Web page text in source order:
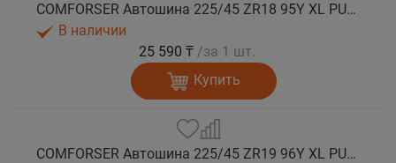
COMFORSER Автошина 225/45 ZR18 95Y XL PURESPEED лето
В наличии
25 590 ₸ /за 1 шт.
Купить
COMFORSER Автошина 225/45 ZR19 96Y XL PURESPEED лето